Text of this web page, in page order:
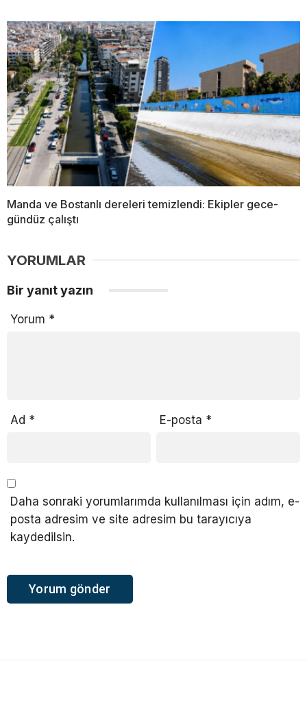
Manda ve Bostanlı dereleri temizlendi: Ekipler gece-
gündüz çalıştı
YORUMLAR
Bir yanıt yazın
Yorum *
Ad * E-posta *
Daha sonraki yorumlarımda kullanılması için adım, e-
posta adresim ve site adresim bu tarayıcıya
kaydedilsin.